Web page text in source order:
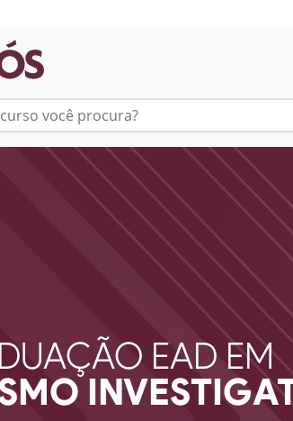
EAD EM